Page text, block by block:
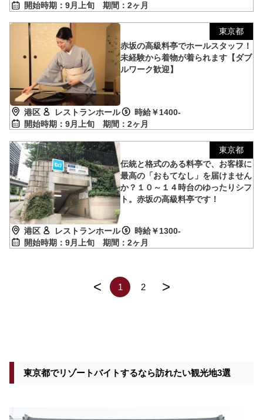
開始時期：9月上旬 期間：2ヶ月
東京都
赤坂の高級料亭でホールスタッフ！
未経験から着物が着られます【ダブ
ルワーク歓迎】
港区 レストランホール
時給￥1400-
開始時期：9月上旬 期間：2ヶ月
東京都
伝統と格式のある料亭で、お客様に
最高の「おもてなし」を届けません
か？１０～１４時台のゆったりシフ
ト。赤坂の高級料亭です！
港区 レストランホール
時給￥1300-
開始時期：9月上旬 期間：2ヶ月
< 1 2 >
東京都でリゾートバイトするなら訪れたい観光地3選